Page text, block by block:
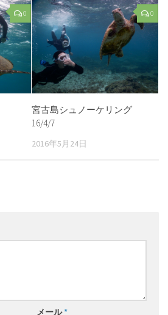
0 0
宮古島シュノーケリング
16/4/7
2016年5月24日
メール*